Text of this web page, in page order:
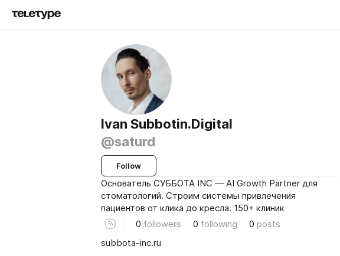
Ivan Subbotin.Digital
@saturd
Follow
Основатель СУББОТА INC — AI Growth Partner для
стоматологий. Строим системы привлечения
пациентов от клика до кресла. 150+ клиник
0 followers 0 following 0 posts
subbota-inc.ru